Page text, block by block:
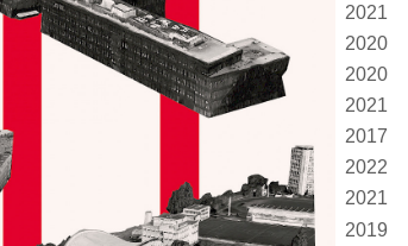
2021
2020
2020
2021
2017
2022
2021
2019